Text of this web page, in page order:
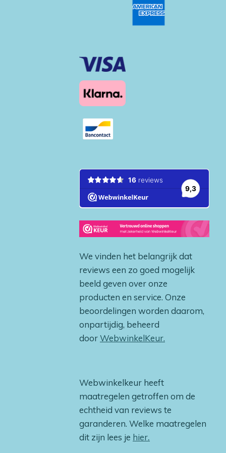
We vinden het belangrijk dat
reviews een zo goed mogelijk
beeld geven over onze
producten en service. Onze
beoordelingen worden daarom,
onpartijdig, beheerd
doorWebwinkelKeur.
Webwinkelkeur heeft
maatregelen getroffen om de
echtheid van reviews te
garanderen. Welke maatregelen
dit zijn lees je hier.